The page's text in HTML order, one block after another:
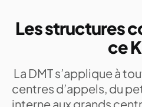
Les structures
ce
La DMT s’applique à
centres d’appels, du
interne aux grands